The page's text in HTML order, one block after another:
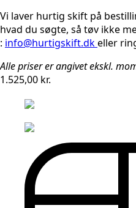
Vi laver hurtig skift på
hvad du søgte, så tøv ikke
: info@hurtigskift.dkeller
Alle priser er angivet ekskl.
1.525,00 kr.